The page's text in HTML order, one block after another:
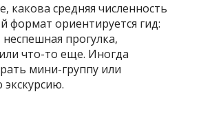
какова средняя численность
формат ориентируется гид:
прогулка,
что-то еще. Иногда
мини-группу или